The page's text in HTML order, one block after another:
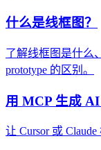
什么是线框图？
了解线框图是什么
prototype 的区别。
用 MCP 生成 AI
让 Cursor 或